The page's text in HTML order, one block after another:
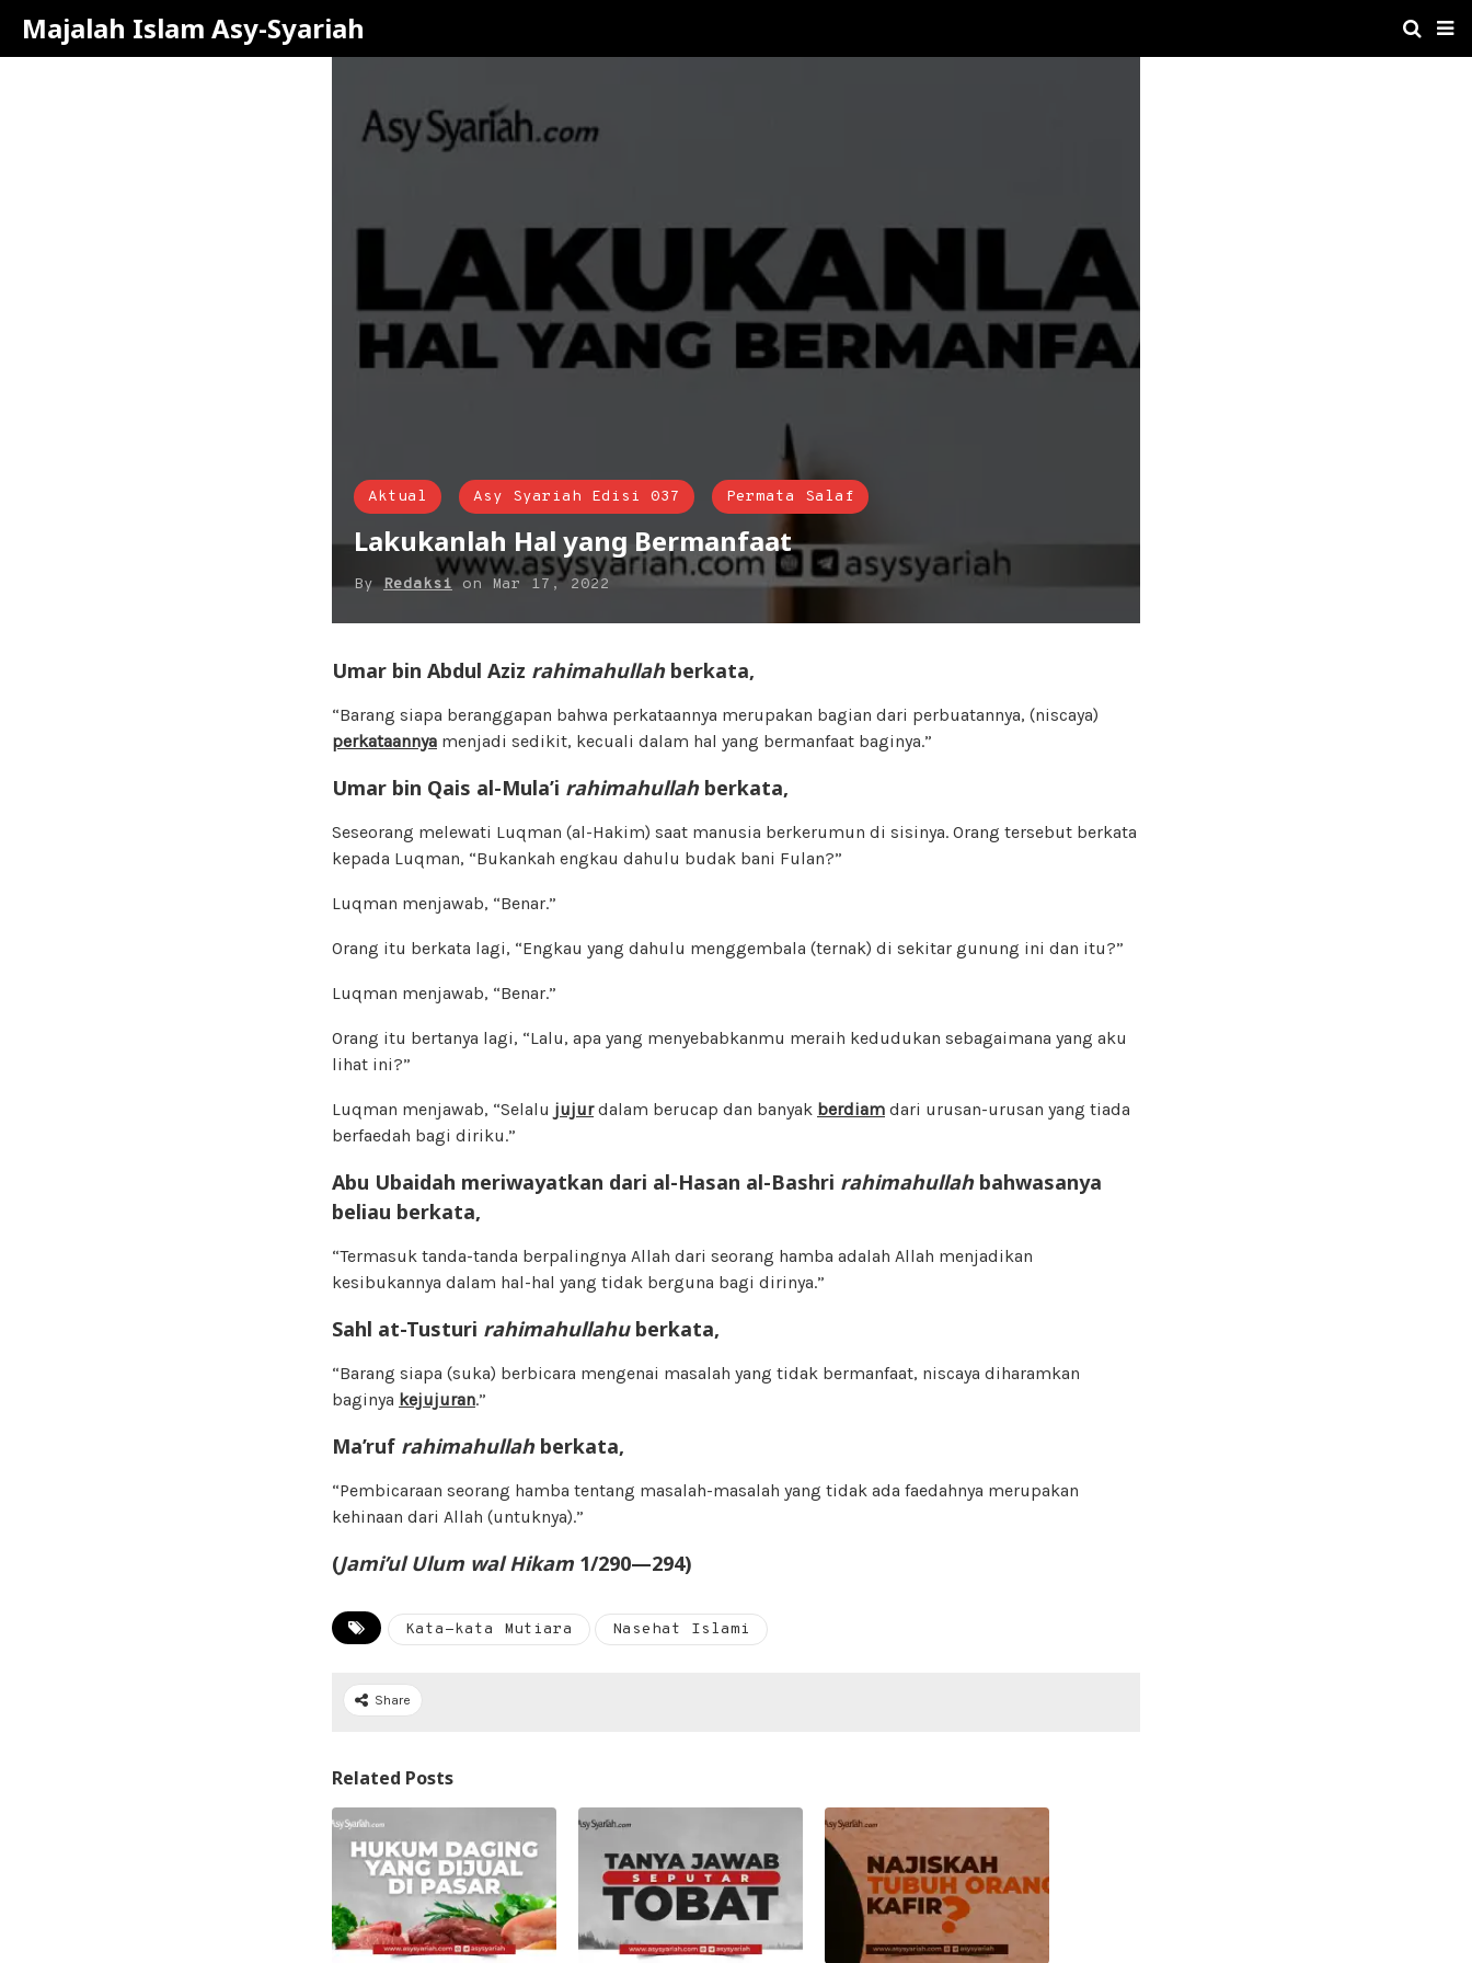
Majalah Islam Asy-Syariah
Aktual Asy Syariah Edisi 037 Permata Salaf
Lakukanlah Hal yang Bermanfaat
ByRedaksi on Mar 17, 2022
Umar bin Abdul Aziz rahimahullahberkata,
“Barang siapa beranggapan bahwa perkataannya merupakan bagian dari perbuatannya, (niscaya)
perkataannya menjadi sedikit, kecuali dalam hal yang bermanfaat baginya.”
Umar bin Qais al-Mula’i rahimahullahberkata,
Seseorang melewati Luqman (al-Hakim) saat manusia berkerumun di sisinya. Orang tersebut berkata
kepada Luqman, “Bukankah engkau dahulu budak bani Fulan?”
Luqman menjawab, “Benar.”
Orang itu berkata lagi, “Engkau yang dahulu menggembala (ternak) di sekitar gunung ini dan itu?”
Luqman menjawab, “Benar.”
Orang itu bertanya lagi, “Lalu, apa yang menyebabkanmu meraih kedudukan sebagaimana yang aku
lihat ini?”
Luqman menjawab, “Selalu jujurdalam berucap dan banyak berdiam dari urusan-urusan yang tiada
berfaedah bagi diriku.”
Abu Ubaidah meriwayatkan dari al-Hasan al-Bashri rahimahullahbahwasanya
beliau berkata,
“Termasuk tanda-tanda berpalingnya Allah dari seorang hamba adalah Allah menjadikan
kesibukannya dalam hal-hal yang tidak berguna bagi dirinya.”
Sahl at-Tusturi rahimahullahuberkata,
“Barang siapa (suka) berbicara mengenai masalah yang tidak bermanfaat, niscaya diharamkan
baginya kejujuran.”
Ma’ruf rahimahullah berkata,
“Pembicaraan seorang hamba tentang masalah-masalah yang tidak ada faedahnya merupakan
kehinaan dari Allah (untuknya).”
(Jami’ul Ulum wal Hikam 1/290—294)
Kata-kata Mutiara Nasehat Islami
Share
Related Posts